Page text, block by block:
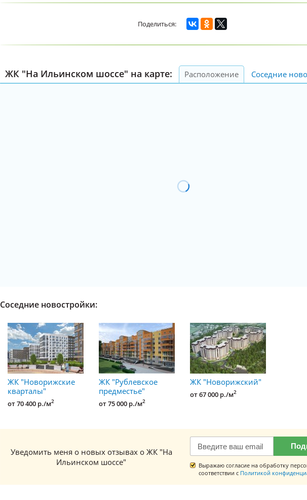
ЖК "На Ильинском шоссе" на карте: Расположение Соседние
Соседние новостройки:
ЖК "Новорижские
кварталы"
от 70 400 р./м2
ЖК "Рублевское
предместье"
от 75 000 р./м2
ЖК "Новорижский"
от 67 000 р./м2
Уведомить меня о новых отзывах о ЖК "На
Ильинском шоссе"
Выражаю согласие на обработку
соответствии с Политикой